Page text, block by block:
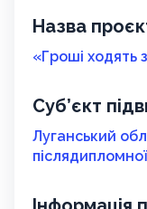
Назва
«Гроші ходять
Суб’єкт
Луганський